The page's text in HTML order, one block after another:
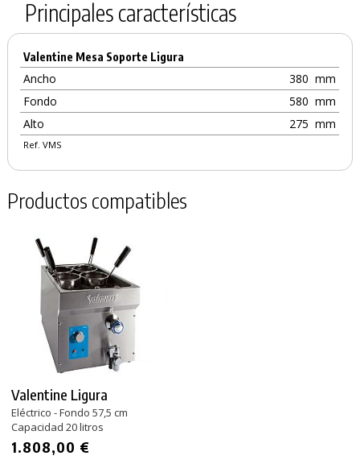
PRODUCTO AÑADIDO AL CARRITO
Principales características
Valentine Mesa Soporte Ligura
Ancho 380 mm
Fondo
580 mm
Alto
275 mm
Ref. VMS
Productos compatibles
Valentine Ligura
Eléctrico - Fondo 57,5 cm
Capacidad 20 litros
1.808,00 €